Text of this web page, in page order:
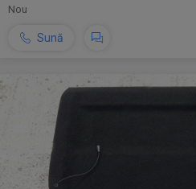
Nou
Sună